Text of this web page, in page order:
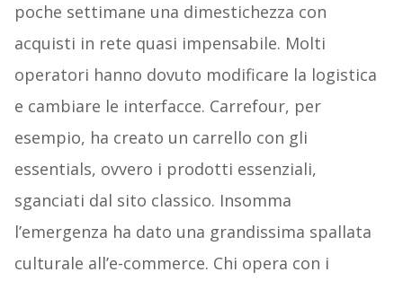
poche settimane una dimestichezza con
acquisti in rete quasi impensabile. Molti
operatori hanno dovuto modificare la logistica
e cambiare le interfacce. Carrefour, per
esempio, ha creato un carrello con gli
essentials, ovvero i prodotti essenziali,
sganciati dal sito classico. Insomma
l’emergenza ha dato una grandissima spallata
culturale all’e-commerce. Chi opera con i